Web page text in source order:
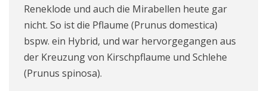
Reneklode und auch die Mirabellen heute gar
nicht. So ist die Pflaume (Prunus domestica)
bspw. ein Hybrid, und war hervorgegangen aus
der Kreuzung von Kirschpflaume und Schlehe
(Prunus spinosa).